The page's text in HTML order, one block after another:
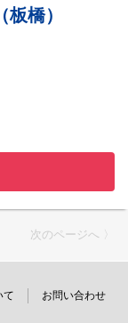
橋）
次のページへ 〉
て お問い合わせ